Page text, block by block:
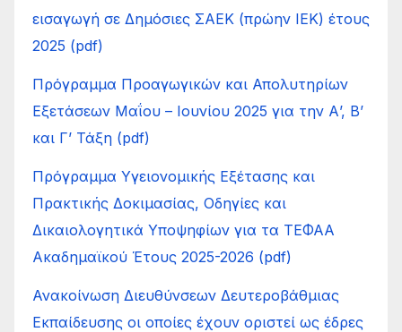
εισαγωγή σε Δημόσιες ΣΑΕΚ (πρώην ΙΕΚ) έτους
2025 (pdf)
Πρόγραμμα Προαγωγικών και Απολυτηρίων
Εξετάσεων Μαΐου – Ιουνίου 2025 για την Α’, Β’
και Γ’ Τάξη (pdf)
Πρόγραμμα Υγειονομικής Εξέτασης και
Πρακτικής Δοκιμασίας, Οδηγίες και
Δικαιολογητικά Υποψηφίων για τα ΤΕΦΑΑ
Ακαδημαϊκού Έτους 2025-2026 (pdf)
Ανακοίνωση Διευθύνσεων Δευτεροβάθμιας
Εκπαίδευσης οι οποίες έχουν οριστεί ως έδρες